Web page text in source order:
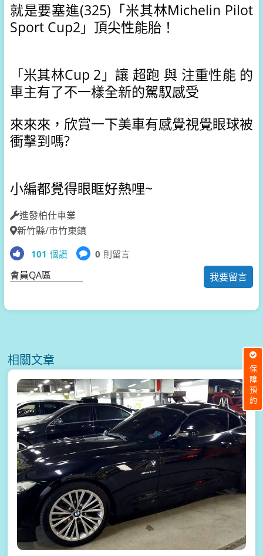
就是要塞進(325)「米其林Michelin Pilot
Sport Cup2」頂尖性能胎！
「米其林Cup 2」讓 超跑 與 注重性能 的
車主有了不一樣全新的駕馭感受
來來來，欣賞一下美車有感覺視覺眼球被
衝擊到嗎?
小編都覺得眼眶好熱哩~
進發柏仕車業
新竹縣/市竹東鎮
101 個讚 0 則留言
我要留言
會員QA區
相關文章
保障預約